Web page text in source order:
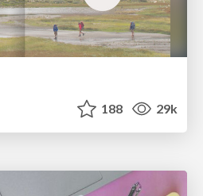
188 29k